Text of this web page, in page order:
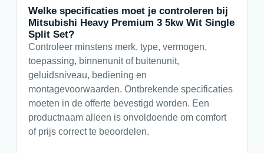
Welke specificaties moet je controleren bij
Mitsubishi Heavy Premium 3 5kw Wit Single
Split Set?
Controleer minstens merk, type, vermogen,
toepassing, binnenunit of buitenunit,
geluidsniveau, bediening en
montagevoorwaarden. Ontbrekende specificaties
moeten in de offerte bevestigd worden. Een
productnaam alleen is onvoldoende om comfort
of prijs correct te beoordelen.